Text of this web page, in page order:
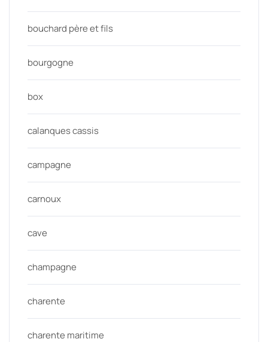
bouchard père et fils
bourgogne
box
calanques cassis
campagne
carnoux
cave
champagne
charente
charente maritime